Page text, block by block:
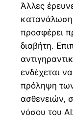
Άλλες
κατανάλωση
προσφέρει
διαβήτη.
ενδέχεται
πρόληψη
ασθενειών,
νόσου του